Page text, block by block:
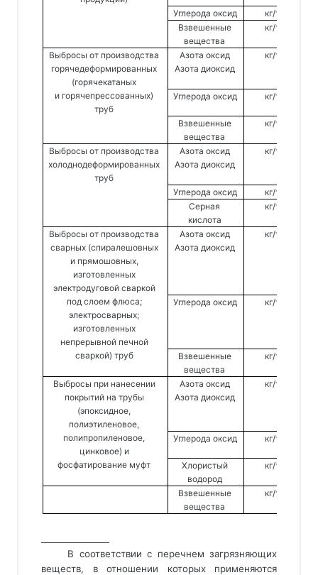
кг/т
Взвешенные
вещества
кг/т
Выбросы от производства
горячедеформированных
(горячекатаных
Азота оксид
Азота диоксид
кг/т
и горячепрессованных)
труб
кг/т
Взвешенные
вещества
кг/т
Выбросы от производства
холоднодеформированных
труб
Азота оксид
Азота диоксид
кг/т
кг/т
Серная
кислота
кг/т
Выбросы от производства
сварных (спиралешовных
и прямошовных,
изготовленных
электродуговой сваркой
Азота оксид
Азота диоксид
кг/т
под слоем флюса;
электросварных;
изготовленных
непрерывной печной
кг/т
сваркой) труб
Взвешенные
вещества
кг/т
Выбросы при нанесении
покрытий на трубы
(эпоксидное,
полиэтиленовое,
Азота оксид
Азота диоксид
кг/т
полипропиленовое,
цинковое) и
кг/т
фосфатирование муфт
Хлористый
водород
кг/т
Взвешенные
вещества
кг/т
В соответствии с перечнем загрязняющих
веществ, в отношении которых применяются